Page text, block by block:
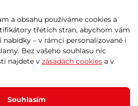
systémem, atraktivní …
2 590 Kč
skladem – 11.8. u Vás
a obsahu používáme cookies a
třetích stran, abychom vám
nabídky – v rámci personalizované i
Bez vašeho souhlasu nic
najdete v zásadách cookies a v
Souhlasím